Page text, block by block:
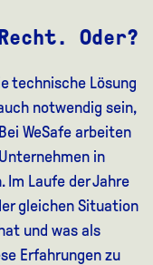
Oder?
technische Lösung
notwendig sein,
WeSafe arbeiten
in
Im Laufe der Jahre
gleichen Situation
und was als
Erfahrungen zu